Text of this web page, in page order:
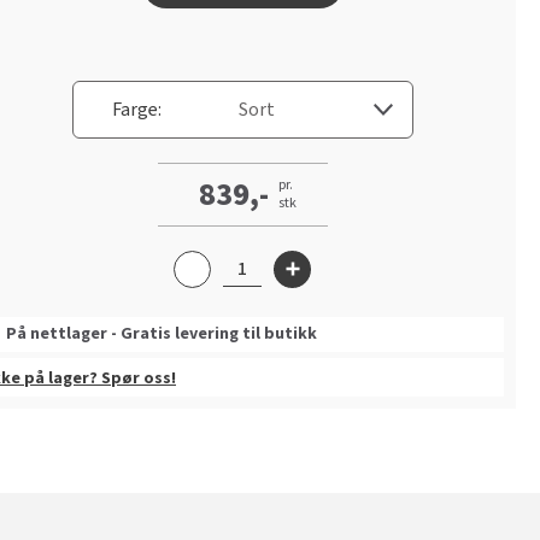
Farge:
839,- pr.
stk
På nettlager - Gratis levering til butikk
på lager? Spør oss!